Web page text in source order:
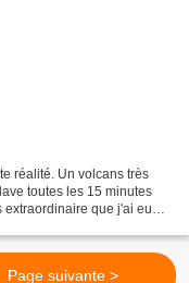
réalité. Un volcans très
toutes les 15 minutes
extraordinaire que j'ai eu
Page suivante >